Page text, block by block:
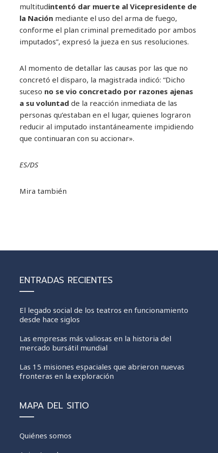
multitudintentó dar muerte al Vicepresidente de
la Nación mediante el uso del arma de fuego,
conforme el plan criminal premeditado por ambos
imputados”, expresó la jueza en sus resoluciones.
Al momento de detallar las causas por las que no
concretó el disparo, la magistrada indicó: “Dicho
suceso no se vio concretado por razones ajenas
a su voluntad de la reacción inmediata de las
personas qu’estaban en el lugar, quienes lograron
reducir al imputado instantáneamente impidiendo
que continuaran con su accionar».
ES/DS
Mira también
ENTRADAS RECIENTES
El legado social de los teatros en funcionamiento
desde hace siglos
Las empresas más valiosas en la historia del
mercado bursátil mundial
Las 15 misiones espaciales que abrieron nuevas
fronteras en la exploración
MAPA DEL SITIO
Quiénes somos